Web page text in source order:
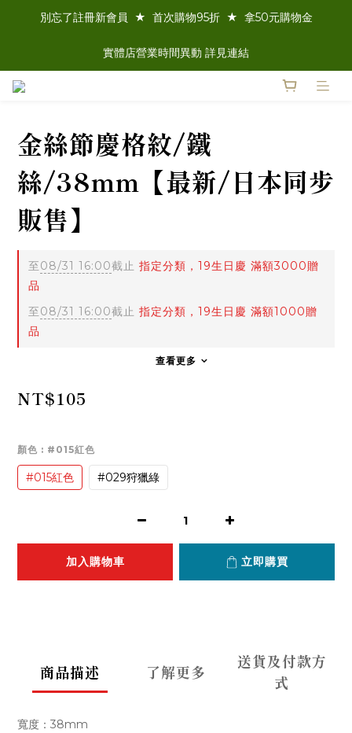
別忘了註冊新會員  ★  首次購物95折  ★  拿50元購物金
實體店營業時間異動 詳見連結
金絲節慶格紋/鐵
絲/38mm【最新/日本同步
販售】
至08/31 16:00截止 指定分類，19生日慶 滿額3000贈
品
至08/31 16:00截止 指定分類，19生日慶 滿額1000贈
品
查看更多
NT$105
顏色 : #015紅色
#015紅色 #029狩獵綠
加入購物車 立即購買
商品描述 了解更多
送貨及付款方
式
寬度：38mm